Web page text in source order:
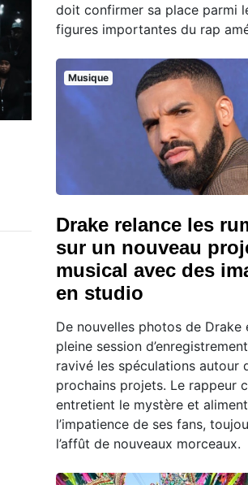
doit confirmer sa place parmi
figures importantes du rap
Musique
Drake relance les
sur un nouveau
musical avec des
en studio
De nouvelles photos de Drake
pleine session
ravivé les spéculations autour
prochains projets. Le rappeur
entretient le mystère et
l’impatience de ses fans,
l’affût de nouveaux morceaux.